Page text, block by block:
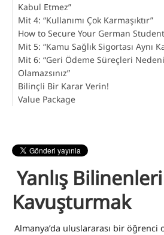
Kabul Etmez”
Mit 4: “Kullanımı Çok Karmaşıktır”
How to Secure Your German
Mit 5: “Kamu Sağlık Sigortası Aynı
Mit 6: “Geri Ödeme Süreçleri
Olamazsınız”
Bilinçli Bir Karar Verin!
Value Package
Yanlış Bilinenleri
Kavuşturmak
Almanya’da uluslararası bir öğrenci